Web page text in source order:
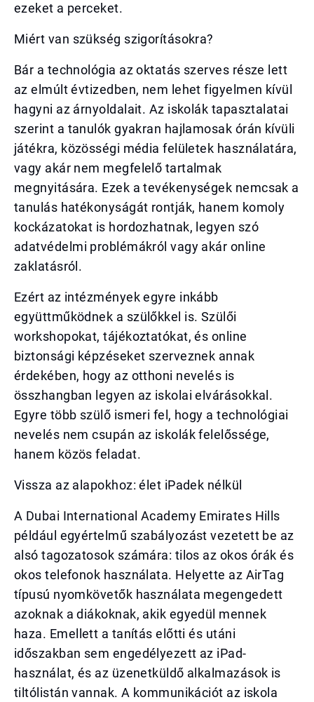
ezeket a perceket.
Miért van szükség szigorításokra?
Bár a technológia az oktatás szerves része lett
az elmúlt évtizedben, nem lehet figyelmen kívül
hagyni az árnyoldalait. Az iskolák tapasztalatai
szerint a tanulók gyakran hajlamosak órán kívüli
játékra, közösségi média felületek használatára,
vagy akár nem megfelelő tartalmak
megnyitására. Ezek a tevékenységek nemcsak a
tanulás hatékonyságát rontják, hanem komoly
kockázatokat is hordozhatnak, legyen szó
adatvédelmi problémákról vagy akár online
zaklatásról.
Ezért az intézmények egyre inkább
együttműködnek a szülőkkel is. Szülői
workshopokat, tájékoztatókat, és online
biztonsági képzéseket szerveznek annak
érdekében, hogy az otthoni nevelés is
összhangban legyen az iskolai elvárásokkal.
Egyre több szülő ismeri fel, hogy a technológiai
nevelés nem csupán az iskolák felelőssége,
hanem közös feladat.
Vissza az alapokhoz: élet iPadek nélkül
A Dubai International Academy Emirates Hills
például egyértelmű szabályozást vezetett be az
alsó tagozatosok számára: tilos az okos órák és
okos telefonok használata. Helyette az AirTag
típusú nyomkövetők használata megengedett
azoknak a diákoknak, akik egyedül mennek
haza. Emellett a tanítás előtti és utáni
időszakban sem engedélyezett az iPad-
használat, és az üzenetküldő alkalmazások is
tiltólistán vannak. A kommunikációt az iskola